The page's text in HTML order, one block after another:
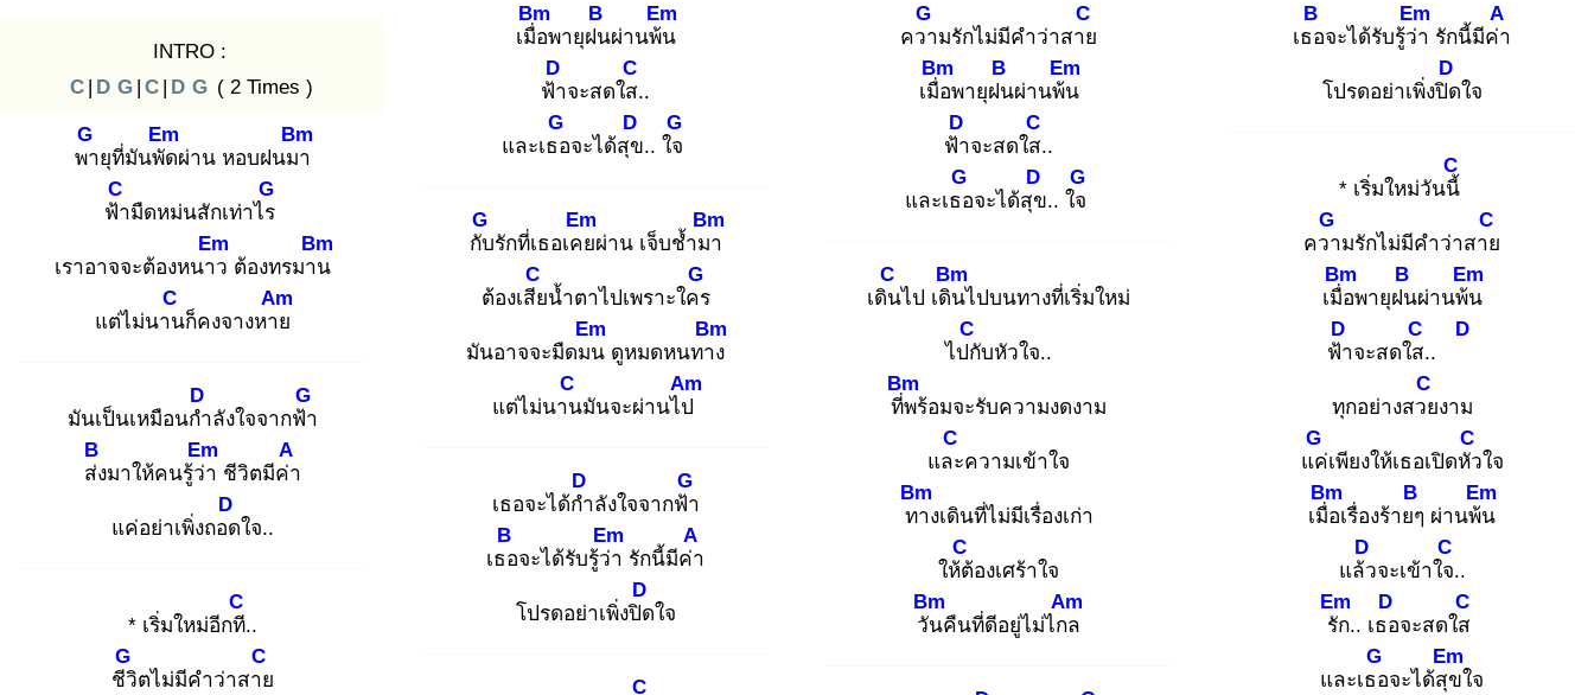
INTRO :
C | D G | C | D G ( 2 Times )
พา
G
ยุที่มันพัด
Em
ผ่าน หอบฝนมา
Bm
ฟ้า
C
มืดหม่นสักเท่าไร
G
เราอาจจะต้องหนาว
Em
ต้องทรมาน
Bm
แต่ไม่นาน
C
ก็คงจางหาย
Am
มันเป็นเหมือนกำ
D
ลังใจจากฟ้า
G
ส่ง
B
มาให้คนรู้ว่า
Em
ชีวิตมีค่า
A
แค่อย่าเพิ่งถอด
D
ใจ..
* เริ่มใหม่อีกที.
C
.
ชีวิ
G
ตไม่มีคำว่าสาย
C
เมื่อ
Bm
พายุฝน
B
ผ่านพ้น
Em
ฟ้า
D
จะสดใส.
C
.
และเธอ
G
จะได้สุข
D
.. ใจ
G
กับ
G
รักที่เธอเคย
Em
ผ่าน เจ็บช้ำมา
Bm
ต้องเสีย
C
น้ำตาไปเพราะใคร
G
มันอาจจะมืดมน
Em
ดูหมดหนทาง
Bm
แต่ไม่นาน
C
มันจะผ่านไป
Am
เธอจะได้กำ
D
ลังใจจากฟ้า
G
เธอ
B
จะได้รับรู้ว่า
Em
รักนี้มีค่า
A
โปรดอย่าเพิ่งปิด
D
ใจ
C
ควา
G
มรักไม่มีคำว่าสาย
C
เมื่อ
Bm
พายุฝน
B
ผ่านพ้น
Em
ฟ้า
D
จะสดใส.
C
.
และเธอ
G
จะได้สุข
D
.. ใจ
G
เดิน
C
ไป เดิน
Bm
ไปบนทางที่เริ่มใหม่
ไปกั
C
บหัวใจ..
ที่พ
Bm
ร้อมจะรับความงดงาม
และ
C
ความเข้าใจ
ทา
Bm
งเดินที่ไม่มีเรื่องเก่า
ให้ต้
C
องเศร้าใจ
วัน
Bm
คืนที่ดีอยู่ไม่ไกล
Am
เธอ
B
จะได้รับรู้ว่า
Em
รักนี้มีค่า
A
โปรดอย่าเพิ่งปิด
D
ใจ
* เริ่มใหม่วันนี้
C
ควา
G
มรักไม่มีคำว่าสาย
C
เมื่อ
Bm
พายุฝน
B
ผ่านพ้น
Em
ฟ้า
D
จะสดใส.
C
.
D
ทุกอย่างสวย
C
งาม
แค่
G
เพียงให้เธอเปิดหัว
C
ใจ
เมื่อ
Bm
เรื่องร้ายๆ
B
ผ่านพ้น
Em
แล้ว
D
จะเข้าใจ.
C
.
รัก
Em
.. เธอ
D
จะสดใส
C
และเธอ
G
จะได้สุข
Em
ใจ